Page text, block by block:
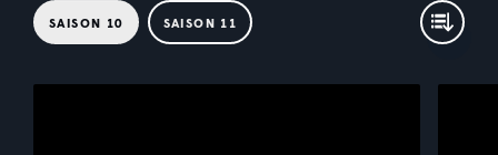
SAISON 10 SAISON 11